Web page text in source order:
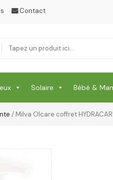
Contact
Solaire Bébé &
/ Milva Olcare coffret
& Beauté